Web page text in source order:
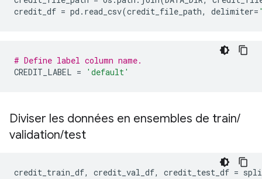
credit_df = pd . read_csv(credit_file_path, delimiter=
# Define label column name.
CREDIT_LABEL = 'default'
Diviser les données en ensembles de train/
validation/test
credit_train_df, credit_val_df, credit_test_df =